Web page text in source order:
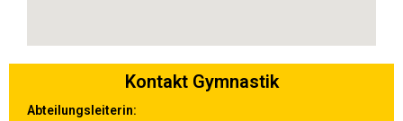
Kontakt Gymnastik
Abteilungsleiterin: